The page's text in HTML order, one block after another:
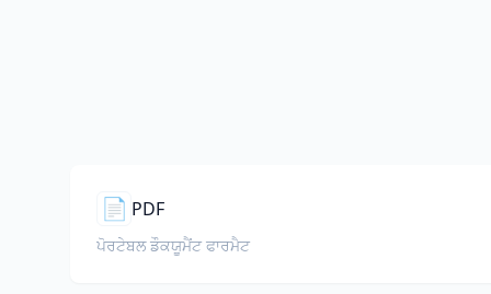
📄 PDF
ਪੋਰਟੇਬਲ ਡੌਕਯੂਮੈਂਟ ਫਾਰਮੈਟ